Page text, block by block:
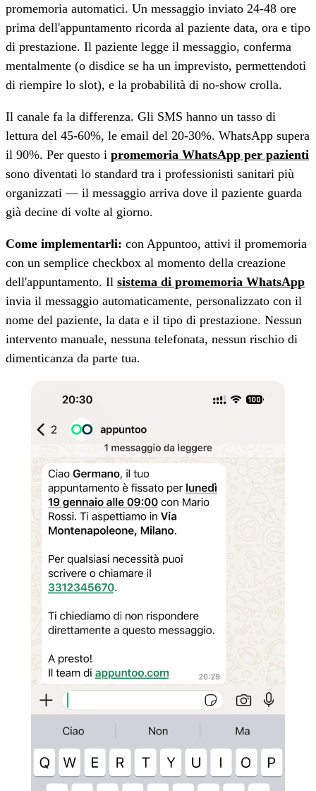
promemoria automatici. Un messaggio inviato 24-48 ore
prima dell'appuntamento ricorda al paziente data, ora e tipo
di prestazione. Il paziente legge il messaggio, conferma
mentalmente (o disdice se ha un imprevisto, permettendoti
di riempire lo slot), e la probabilità di no-show crolla.
Il canale fa la differenza. Gli SMS hanno un tasso di
lettura del 45-60%, le email del 20-30%. WhatsApp supera
il 90%. Per questo i promemoria WhatsApp per pazienti
sono diventati lo standard tra i professionisti sanitari più
organizzati — il messaggio arriva dove il paziente guarda
già decine di volte al giorno.
Come implementarli: con Appuntoo, attivi il promemoria
con un semplice checkbox al momento della creazione
dell'appuntamento. Il sistema di promemoria WhatsApp
invia il messaggio automaticamente, personalizzato con il
nome del paziente, la data e il tipo di prestazione. Nessun
intervento manuale, nessuna telefonata, nessun rischio di
dimenticanza da parte tua.